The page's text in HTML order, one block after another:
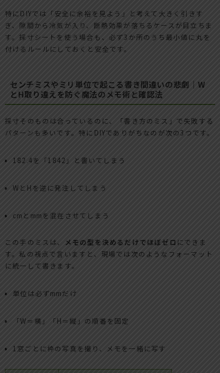
特にDIYでは「安全に余裕を見よう」と考えて大きく引きす
ぎ、隙間から冷気が入り、断熱効果が落ちるケースが目立ちま
す。採寸シートを使う場合も、必ず3か所のうち最小値に丸を
付けるルールにしておくと安全です。
センチミスやミリ単位で起こる書き間違いの悲劇｜W
とH取り違えを防ぐ魔法のメモ術と確認法
採寸そのものは合っているのに、「書き方のミス」で失敗する
パターンも多いです。特にDIYでありがちなのが次の3つです。
182.4を「1842」と書いてしまう
WとHを逆に発注してしまう
cmとmmを混在させてしまう
この手のミスは、 メモの型を決めるだけでほぼゼロ にできま
す。私の視点で言いますと、現場では次のようなフォーマット
に統一して書きます。
単位は必ずmmだけ
「W＝横」「H＝縦」の順番を固定
1窓ごとに枠の写真を撮り、メモを一緒に写す